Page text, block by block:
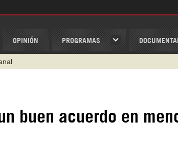
OPINIÓN PROGRAMAS
921 79 29 404
Nexolatino.Canal
buen acuerdo en